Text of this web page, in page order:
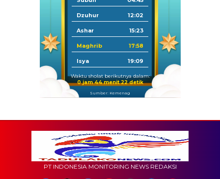
Dzuhur 12:02
Ashar 15:23
Maghrib 17:58
Isya 19:09
Waktu sholat berikutnya dalam:
0 jam 44 menit 21 detik
Sumber: Kemenag
PT INDONESIA MONITORING NEWS REDAKSI